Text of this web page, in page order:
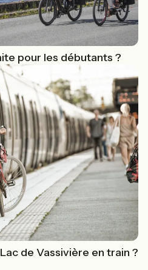
pour les débutants ?
de Vassivière en train ?